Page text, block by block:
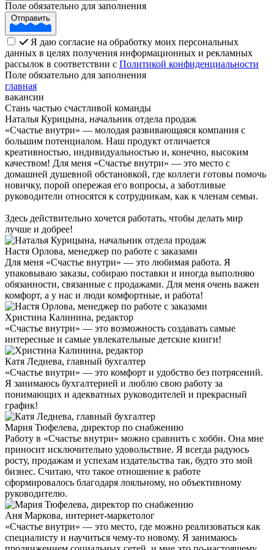
Поле обязательно для заполнения
Отправить
Я даю согласие на обработку моих персональных
данных в целях получения информационных и рекламных
рассылок в соответствии с Политикой конфиденциальности
Поле обязательно для заполнения
главная
вакансии
Стань частью счастливой команды
Наталья Курицына, начальник отдела продаж
«Счастье внутри» — молодая развивающаяся компания с
большим потенциалом. Наш продукт отличается
креативностью, индивидуальностью и, конечно, высоким
качеством! Для меня «Счастье внутри» — это место с
домашней душевной обстановкой, где коллеги готовы помочь
новичку, порой опережая его вопросы, а заботливые
руководители относятся к сотрудникам, как к членам семьи.
Здесь действительно хочется работать, чтобы делать мир
лучше и добрее!
Настя Орлова, менеджер по работе с заказами
Для меня «Счастье внутри» — это любимая работа. Я
упаковываю заказы, собираю поставки и иногда выполняю
обязанности, связанные с продажами. Для меня очень важен
комфорт, а у нас и люди комфортные, и работа!
Христина Калинина, редактор
«Счастье внутри» — это возможность создавать самые
интересные и самые увлекательные детские книги!
Катя Леднева, главный бухгалтер
«Счастье внутри» — это комфорт и удобство без потрясений.
Я занимаюсь бухгалтерией и люблю свою работу за
понимающих и адекватных руководителей и прекрасный
график!
Мария Тюфелева, директор по снабжению
Работу в «Счастье внутри» можно сравнить с хобби. Она мне
приносит исключительно удовольствие. Я всегда радуюсь
росту, продажам и успехам издательства так, будто это мой
бизнес. Считаю, что такое отношение к работе
сформировалось благодаря лояльному, но объективному
руководителю.
Аня Маркова, интернет-маркетолог
«Счастье внутри» — это место, где можно реализоваться как
специалисту и научиться чему-то новому. Я занимаюсь